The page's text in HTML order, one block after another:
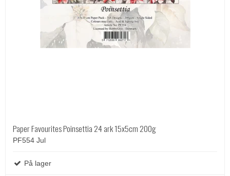
Paper Favourites Poinsettia 24 ark 15x5cm 200g
PF554 Jul
På lager